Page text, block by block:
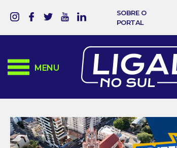
SOBRE O
PORTAL
MENU